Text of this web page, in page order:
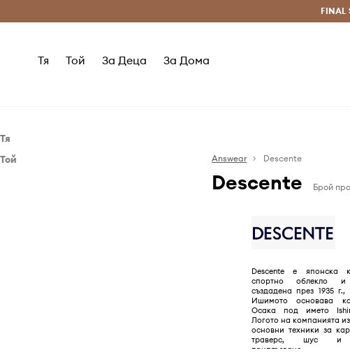
Безплатни доставка и
Тя Той За Деца За Дома
Тя
Той
Answear Descente
Descente Брой
Descente е японска
спортно облекло и
създадена през 1935 г.,
Ишимото основава
Осака под името
Логото на компанията
основни техники за
траверс, шус и
приплъзване.